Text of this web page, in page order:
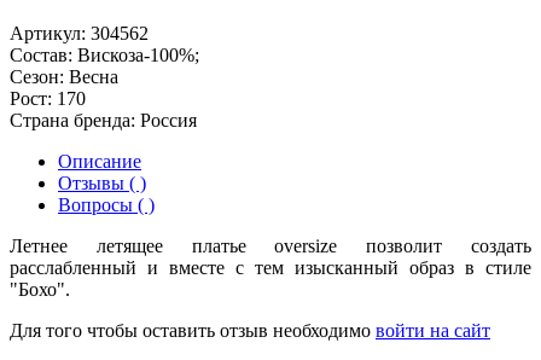
Артикул: 304562
Состав: Вискоза-100%;
Сезон: Весна
Рост: 170
Страна бренда: Россия
Описание
Отзывы ( )
Вопросы ( )
Летнее летящее платье oversize позволит создать
расслабленный и вместе с тем изысканный образ в стиле
"Бохо".
Для того чтобы оставить отзыв необходимо войти на сайт